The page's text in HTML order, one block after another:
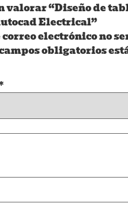
valorar “Diseño de
Electrical”
electrónico no
obligatorios